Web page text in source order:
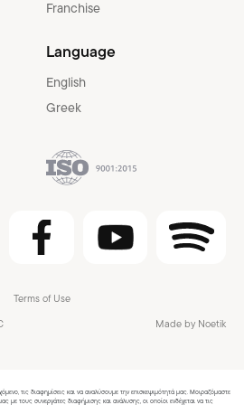
Franchise
Language
English
Greek
Terms of Use
Made by Noetik
τις διαφημίσεις και να αναλύσουμε την επισκεψιμότητά μας. Μοιραζόμαστε
με τους συνεργάτες διαφήμισης και ανάλυσης, οι οποίοι ενδέχεται να τις